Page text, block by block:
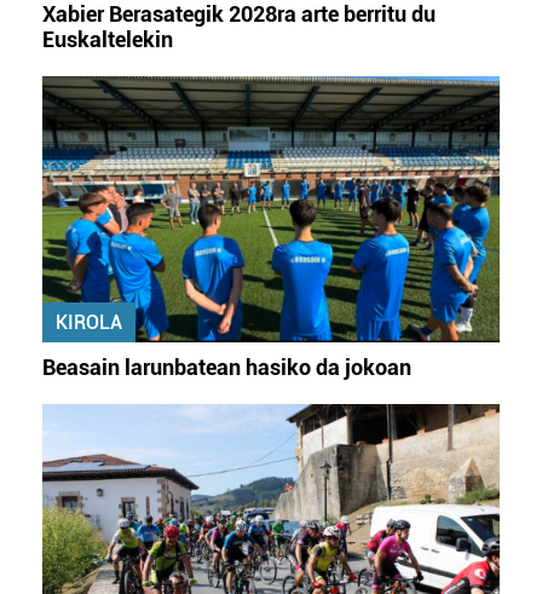
Xabier Berasategik 2028ra arte berritu du
Euskaltelekin
KIROLA
Beasain larunbatean hasiko da jokoan